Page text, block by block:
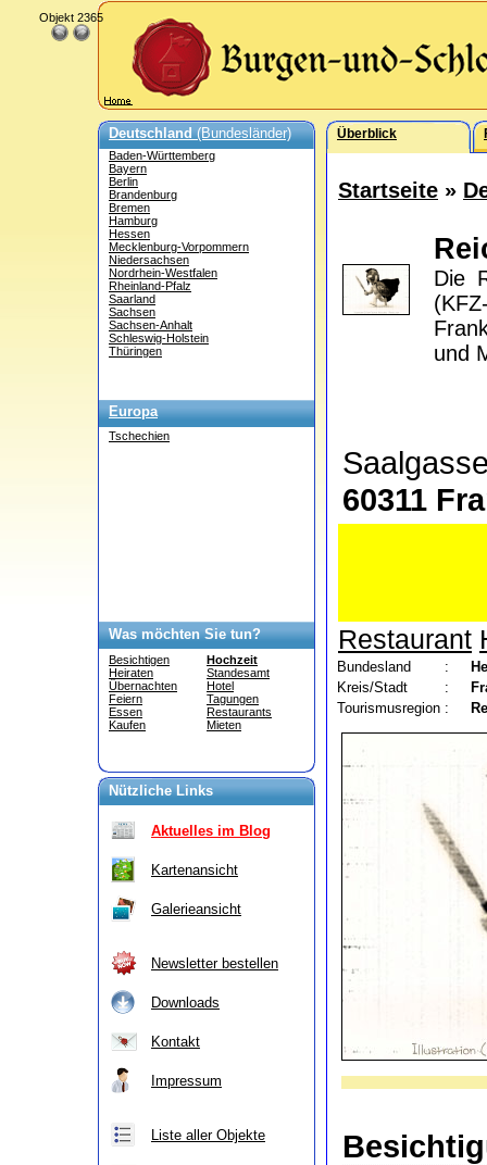
Deutschland(Bundesländer)
Baden-Württemberg
Bayern
Berlin
Brandenburg
Bremen
Hamburg
Hessen
Mecklenburg-Vorpommern
Niedersachsen
Nordrhein-Westfalen
Rheinland-Pfalz
Saarland
Sachsen
Sachsen-Anhalt
Schleswig-Holstein
Thüringen
Europa
Tschechien
Was möchten Sie tun?
Besichtigen
Heiraten
Übernachten
Feiern
Essen
Kaufen
Hochzeit
Standesamt
Hotel
Tagungen
Restaurants
Mieten
Nützliche Links
Aktuelles im Blog
Kartenansicht
Galerieansicht
Newsletter bestellen
Downloads
Kontakt
Impressum
Liste aller Objekte
Überblick
Startseite »
Die
und
60311
Restaurant
Bundesland :
Kreis/Stadt
:
Tourismusregion :
Objekt 2365